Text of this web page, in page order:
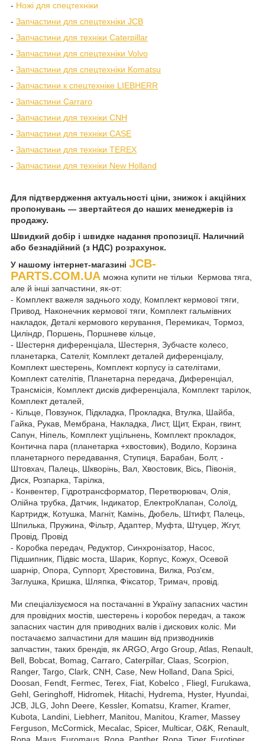
- Ножі для спецтехніки
- Запчастини для спецтехніки JCB
- Запчастини для техніки Caterpillar
- Запчастини для спецтехніки Volvo
- Запчастини для спецтехніки Komatsu
- Запчастини к спецтехніке LIEBHERR
- Запчастини Carraro
- Запчастини для техніки CNH
- Запчастини для техніки CASE
- Запчастини для техніки TEREX
- Запчастини для техніки New Holland
Для підтвердження актуальності ціни, знижок і акційних
пропонувань — звертайтеся до наших менеджерів із
продажу.
Швидкий добір і швидке надання пропозиції. Наличний
або безнадійний (з НДС) розрахунок.
У нашому інтернет-магазині JCB-
PARTS.COM.UA можна купити не тільки Кермова тяга,
але й інші запчастини, як-от:
- Комплект важеля заднього ходу, Комплект кермової тяги,
Привод, Наконечник кермової тяги, Комплект гальмівних
накладок, Деталі кермового керування, Перемикач, Тормоз,
Циліндр, Поршень, Поршневе кільце,
- Шестерня диференціала, Шестерня, Зубчасте колесо,
планетарка, Сателіт, Комплект деталей диференціалу,
Комплект шестерень, Комплект корпусу із сателітами,
Комплект сателітів, Планетарна передача, Диференціал,
Трансмісія, Комплект дисків диференціала, Комплект тарілок,
Комплект деталей,
- Кільце, Повзунок, Підкладка, Прокладка, Втулка, Шайба,
Гайка, Рукав, Мембрана, Накладка, Лист, Щит, Екран, гвинт,
Сапун, Ніпель, Комплект ущільнень, Комплект прокладок,
Контична пара (планетарка +хвостовик), Водило, Корзина
планетарного передавання, Ступиця, Барабан, Болт, -
Штовхач, Палець, Шкворінь, Вал, Хвостовик, Вісь, Півонія,
Диск, Розпарка, Тарілка,
- Конвентер, Гідротрансформатор, Перетворювач, Олія,
Олійна трубка, Датчик, Індикатор, ЕлектроКлапан, Солоїд,
Картридж, Котушка, Магніт, Камінь, Дюбель, Штифт, Палець,
Шпилька, Пружина, Фільтр, Адаптер, Муфта, Штуцер, Жгут,
Провід, Провід
- Коробка передач, Редуктор, Синхронізатор, Насос,
Підшипник, Підвіс моста, Шарик, Корпус, Кожух, Осевой
шарнір, Опора, Суппорт, Хрестовина, Вилка, Роз'єм,
Заглушка, Кришка, Шляпка, Фіксатор, Тримач, провід.
Ми спеціалізуємося на постачанні в Україну запасних частин
для провідних мостів, шестерень і коробок передач, а також
запасних частин для приводних валів і дискових коліс. Ми
постачаємо запчастини для машин від призводників
запчастин, таких брендів, як ARGO, Argo Group, Atlas, Renault,
Bell, Bobcat, Bomag, Carraro, Caterpillar, Claas, Scorpion,
Ranger, Targo, Clark, CNH, Case, New Holland, Dana Spici,
Doosan, Fendt, Fermec, Terex, Fiat, Kobelco , Fliegl, Furukawa,
Gehl, Geringhoff, Hidromek, Hitachi, Hydrema, Hyster, Hyundai,
JCB, JLG, John Deere, Kessler, Komatsu, Kramer, Kramer,
Kubota, Landini, Liebherr, Manitou, Manitou, Kramer, Massey
Ferguson, McCormick, Mecalac, Spicer, Multicar, O&K, Renault,